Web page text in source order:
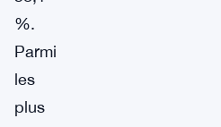
%.
Parmi
les
plus